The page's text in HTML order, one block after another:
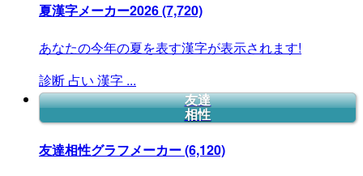
夏漢字メーカー2026(7,720)
あなたの今年の夏を表す漢字が表示されます!
診断 占い 漢字 ...
友達
相性
友達相性グラフメーカー(6,120)